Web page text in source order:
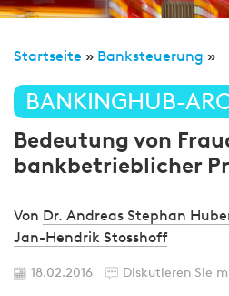
Startseite » Banksteuerung »
BANKINGHUB-
Bedeutung von
bankbetrieblicher
Von Dr. Andreas Stephan
Jan-Hendrik Stosshoff
18.02.2016 Diskutieren Sie